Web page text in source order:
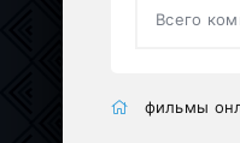
Всего
фильмы